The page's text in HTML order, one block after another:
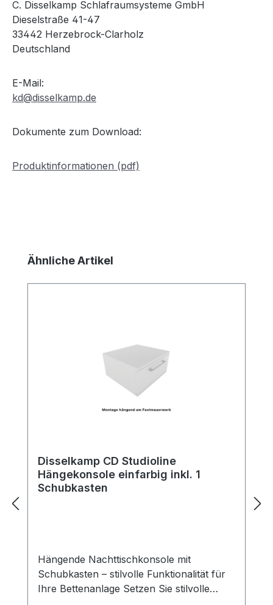
C. Disselkamp Schlafraumsysteme GmbH
Dieselstraße 41-47
33442 Herzebrock-Clarholz
Deutschland
E-Mail:
kd@disselkamp.de
Dokumente zum Download:
Produktinformationen (pdf)
Produktgalerie überspringen
Ähnliche Artikel
Disselkamp CD Studioline
Hängekonsole einfarbig inkl. 1
Schubkasten
Hängende Nachttischkonsole mit
Schubkasten – stilvolle Funktionalität für
Ihre Bettenanlage Setzen Sie stilvolle